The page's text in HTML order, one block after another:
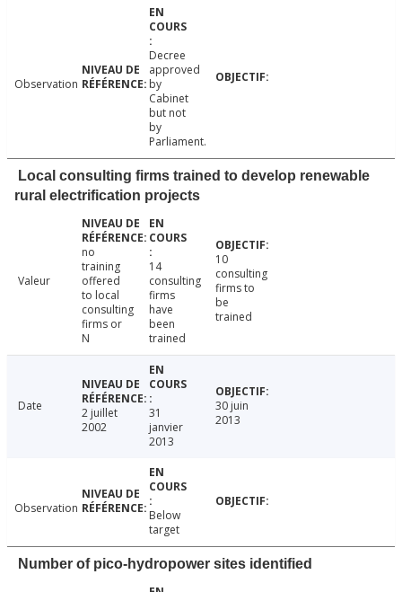
Observation
Decree
approved
by
Cabinet
but not
by
Parliament.
Local consulting firms trained to develop renewable
rural electrification projects
Valeur
no
training
offered
to local
consulting
firms or
N
14
consulting
firms
have
been
trained
10
consulting
firms to
be
trained
Date
2 juillet
2002
31
janvier
2013
30 juin
2013
Observation
Below
target
Number of pico-hydropower sites identified